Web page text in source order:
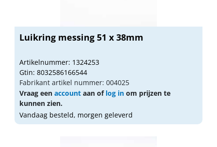
Luikring messing 51 x 38mm
Artikelnummer: 1324253
Gtin: 8032586166544
Fabrikant artikel nummer: 004025
Vraag een account aan of log in om prijzen te
kunnen zien.
Vandaag besteld, morgen geleverd